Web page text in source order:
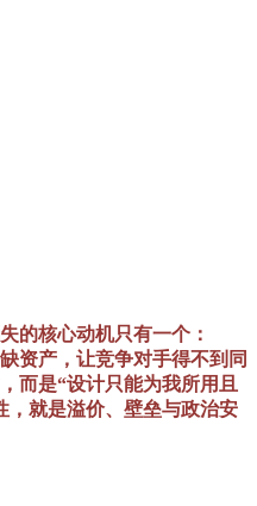
的核心动机只有一个：
资产，让竞争对手得不到同
而是“设计只能为我所用且
，就是溢价、壁垒与政治安